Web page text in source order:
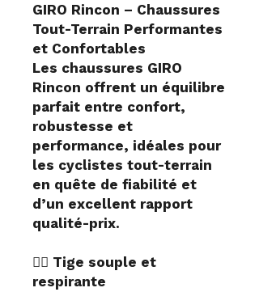
GIRO Rincon – Chaussures
Tout-Terrain Performantes
et Confortables
Les chaussures GIRO
Rincon offrent un équilibre
parfait entre confort,
robustesse et
performance, idéales pour
les cyclistes tout-terrain
en quête de fiabilité et
d’un excellent rapport
qualité-prix.
🚴‍♀️ Tige souple et
respirante